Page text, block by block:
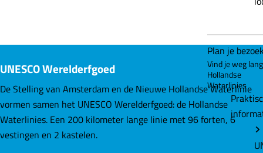
Plan je
Vind je weg
Hollandse
Waterlinies
z
e
p
a
g
z
e
p
a
g
z
e
p
a
g
UNESCO Werelderfgoed
De Stelling van Amsterdam en de Nieuwe Hollandse Waterlinie
vormen samen het UNESCO Werelderfgoed: de Hollandse
Waterlinies. Een 200 kilometer lange linie met 96 forten, 6
vestingen en 2 kastelen.